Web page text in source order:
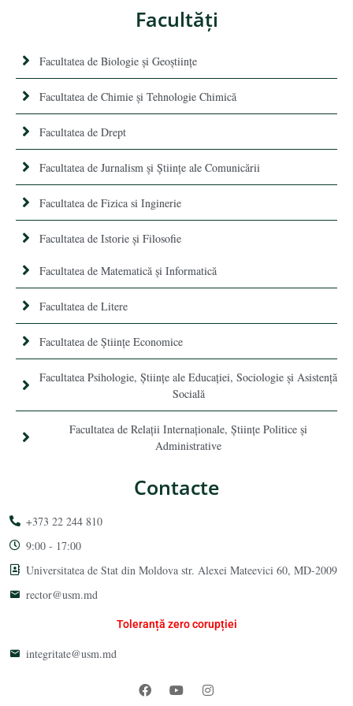
Facultăţi
Facultatea de Biologie și Geoștiințe
Facultatea de Chimie şi Tehnologie Chimică
Facultatea de Drept
Facultatea de Jurnalism şi Ştiinţe ale Comunicării
Facultatea de Fizica si Inginerie
Facultatea de Istorie şi Filosofie
Facultatea de Matematică şi Informatică
Facultatea de Litere
Facultatea de Științe Economice
Facultatea Psihologie, Ştiinţe ale Educaţiei, Sociologie și Asistență
Socială
Facultatea de Relaţii Internaţionale, Ştiinţe Politice şi
Administrative
Contacte
+373 22 244 810
9:00 - 17:00
Universitatea de Stat din Moldova str. Alexei Mateevici 60, MD-2009
rector@usm.md
Toleranță zero corupției
integritate@usm.md